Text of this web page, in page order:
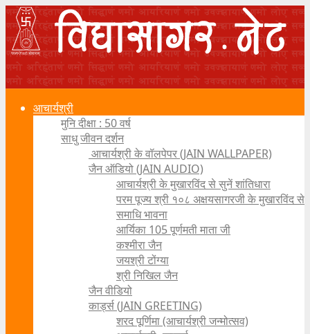
आचार्यश्री
मुनि दीक्षा : 50 वर्ष
साधु जीवन दर्शन
आचार्यश्री के वॉलपेपर (JAIN WALLPAPER)
जैन ऑडियो (JAIN AUDIO)
आचार्यश्री के मुखारविंद से सुनें शांतिधारा
परम पूज्य श्री १०८ अक्षयसागरजी के मुखारविंद से
समाधि भावना
आर्यिका 105 पूर्णमती माता जी
कश्मीरा जैन
जयश्री टोंग्या
श्री निखिल जैन
जैन वीडियो
कार्ड्स (JAIN GREETING)
शरद पूर्णिमा (आचार्यश्री जन्मोत्सव)